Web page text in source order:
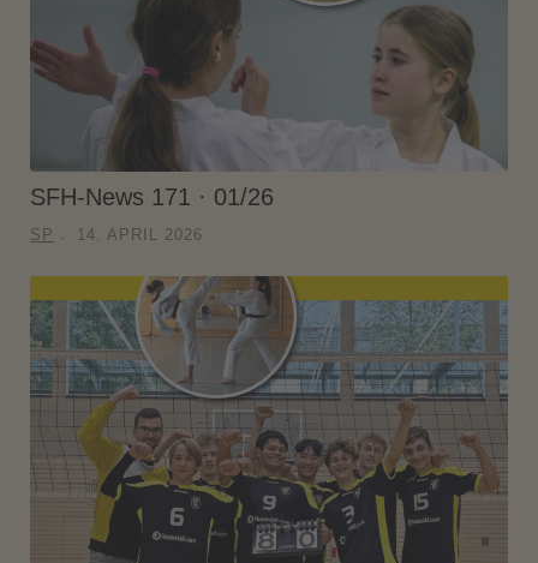
SFH-News 171 · 01/26
SP 14. APRIL 2026